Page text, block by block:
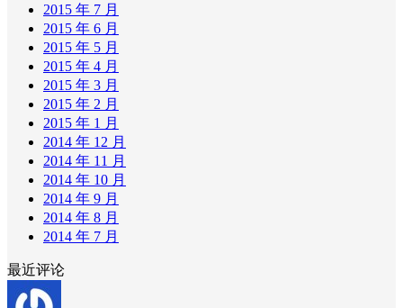
2015 年 7 月
2015 年 6 月
2015 年 5 月
2015 年 4 月
2015 年 3 月
2015 年 2 月
2015 年 1 月
2014 年 12 月
2014 年 11 月
2014 年 10 月
2014 年 9 月
2014 年 8 月
2014 年 7 月
最近评论